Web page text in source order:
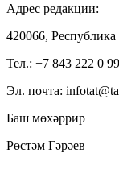
Адрес редакции:
420066, Республика
Тел.: +7 843 222 0
Эл. почта:
Баш мөхәррир
Рөстәм Гәрәев